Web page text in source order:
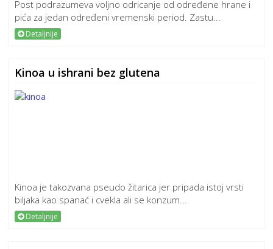
Post podrazumeva voljno odricanje od određene hrane i
pića za jedan određeni vremenski period. Zastu...
Detaljnije
Kinoa u ishrani bez glutena
Kinoa je takozvana pseudo žitarica jer pripada istoj vrsti
biljaka kao spanać i cvekla ali se konzum...
Detaljnije